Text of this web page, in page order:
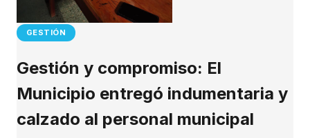
GESTIÓN
Gestión y compromiso: El
Municipio entregó indumentaria y
calzado al personal municipal